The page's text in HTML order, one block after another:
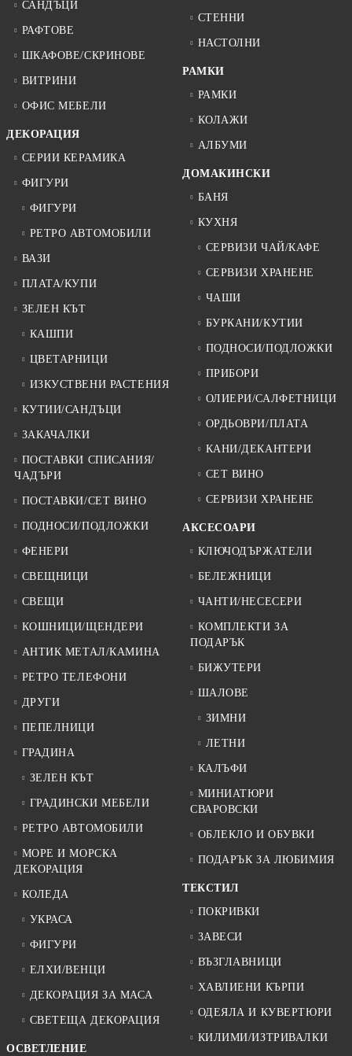
САНДЪЦИ
РАФТОВЕ
ШКАФОВЕ/СКРИНОВЕ
ВИТРИНИ
ОФИС МЕБЕЛИ
ДЕКОРАЦИЯ
СЕРИИ КЕРАМИКА
ФИГУРИ
ФИГУРИ
РЕТРО АВТОМОБИЛИ
ВАЗИ
ПЛАТА/КУПИ
ЗЕЛЕН КЪТ
КАШПИ
ЦВЕТАРНИЦИ
ИЗКУСТВЕНИ РАСТЕНИЯ
КУТИИ/САНДЪЦИ
ЗАКАЧАЛКИ
ПОСТАВКИ СПИСАНИЯ/
ЧАДЪРИ
ПОСТАВКИ/СЕТ ВИНО
ПОДНОСИ/ПОДЛОЖКИ
ФЕНЕРИ
СВЕЩНИЦИ
СВЕЩИ
КОШНИЦИ/ЩЕНДЕРИ
АНТИК МЕТАЛ/КАМИНА
РЕТРО ТЕЛЕФОНИ
ДРУГИ
ПЕПЕЛНИЦИ
ГРАДИНА
ЗЕЛЕН КЪТ
ГРАДИНСКИ МЕБЕЛИ
РЕТРО АВТОМОБИЛИ
МОРЕ И МОРСКА
ДЕКОРАЦИЯ
КОЛЕДА
УКРАСА
ФИГУРИ
ЕЛХИ/ВЕНЦИ
ДЕКОРАЦИЯ ЗА МАСА
СВЕТЕЩА ДЕКОРАЦИЯ
ОСВЕТЛЕНИЕ
СТЕННИ
НАСТОЛНИ
РАМКИ
РАМКИ
КОЛАЖИ
АЛБУМИ
ДОМАКИНСКИ
БАНЯ
КУХНЯ
СЕРВИЗИ ЧАЙ/КАФЕ
СЕРВИЗИ ХРАНЕНЕ
ЧАШИ
БУРКАНИ/КУТИИ
ПОДНОСИ/ПОДЛОЖКИ
ПРИБОРИ
ОЛИЕРИ/САЛФЕТНИЦИ
ОРДЬОВРИ/ПЛАТА
КАНИ/ДЕКАНТЕРИ
СЕТ ВИНО
СЕРВИЗИ ХРАНЕНЕ
АКСЕСОАРИ
КЛЮЧОДЪРЖАТЕЛИ
БЕЛЕЖНИЦИ
ЧАНТИ/НЕСЕСЕРИ
КОМПЛЕКТИ ЗА
ПОДАРЪК
БИЖУТЕРИ
ШАЛОВЕ
ЗИМНИ
ЛЕТНИ
КАЛЪФИ
МИНИАТЮРИ
СВАРОВСКИ
ОБЛЕКЛО И ОБУВКИ
ПОДАРЪК ЗА ЛЮБИМИЯ
ТЕКСТИЛ
ПОКРИВКИ
ЗАВЕСИ
ВЪЗГЛАВНИЦИ
ХАВЛИЕНИ КЪРПИ
ОДЕЯЛА И КУВЕРТЮРИ
КИЛИМИ/ИЗТРИВАЛКИ